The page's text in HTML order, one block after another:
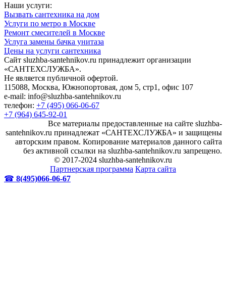
Наши услуги:
Вызвать сантехника на дом
Услуги по метро в Москве
Ремонт смесителей в Москве
Услуга замены бачка унитаза
Цены на услуги сантехника
Сайт sluzhba-santehnikov.ru принадлежит организации
«САНТЕХСЛУЖБА».
Не является публичной офертой.
115088, Москва, Южнопортовая, дом 5, стр1, офис 107
e-mail: info@sluzhba-santehnikov.ru
телефон: +7 (495) 066-06-67
+7 (964) 645-92-01
Все материалы предоставленные на сайте sluzhba-
santehnikov.ru принадлежат «САНТЕХСЛУЖБА» и защищены
авторским правом. Копирование материалов данного сайта
без активной ссылки на sluzhba-santehnikov.ru запрещено.
© 2017-2024 sluzhba-santehnikov.ru
Партнерская программа Карта сайта
☎ 8(495)066-06-67